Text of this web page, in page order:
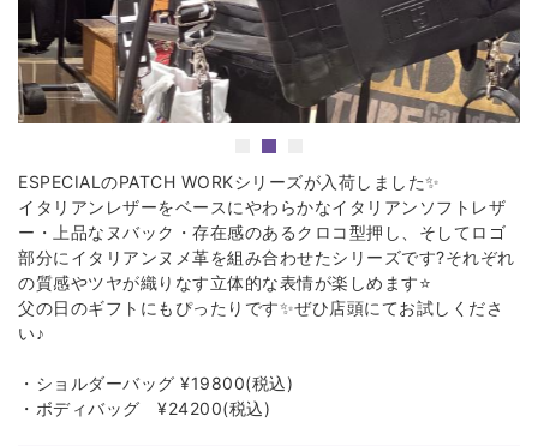
ESPECIALのPATCH WORKシリーズが入荷しました✨
イタリアンレザーをベースにやわらかなイタリアンソフトレザ
ー・上品なヌバック・存在感のあるクロコ型押し、そしてロゴ
部分にイタリアンヌメ革を組み合わせたシリーズです?それぞれ
の質感やツヤが織りなす立体的な表情が楽しめます⭐️
父の日のギフトにもぴったりです✨ぜひ店頭にてお試しくださ
い♪
・ショルダーバッグ ¥19800(税込)
・ボディバッグ ¥24200(税込)